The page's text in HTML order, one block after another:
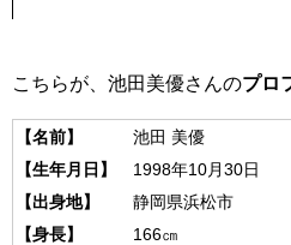
こちらが、池田美優さんのプロ
【名前】
池田 美優
【生年月日】
1998年10月30日
【出身地】
静岡県浜松市
【身長】
166㎝